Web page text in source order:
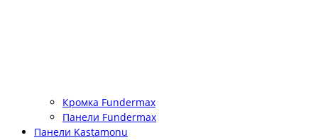
Кромка Fundermax
Панели Fundermax
Панели Kastamonu